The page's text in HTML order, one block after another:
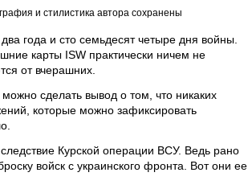
и стилистика автора сохранены
года и сто семьдесят четыре дня войны.
карты ISW практически ничем не
от вчерашних.
можно сделать вывод о том, что никаких
которые можно зафиксировать
Курской операции ВСУ. Ведь рано
войск с украинского фронта. Вот они